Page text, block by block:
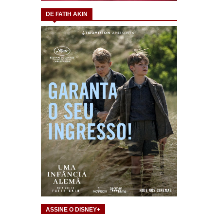
DE FATIH AKIN
ASSINE O DISNEY+